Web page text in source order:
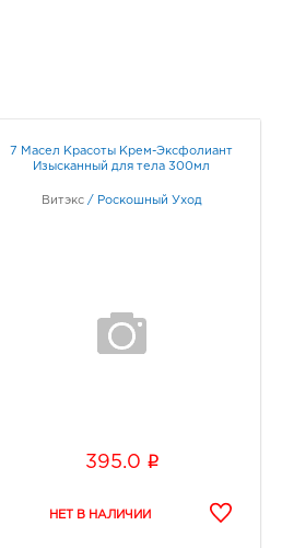
7 Масел Красоты Крем-Эксфолиант
Изысканный для тела 300мл
Витэкс / Роскошный Уход
395.0 i